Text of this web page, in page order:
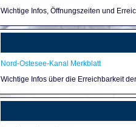
Wichtige Infos, Öffnungszeiten und
Nord-Ostesee-Kanal Merkblatt
Wichtige Infos über die Erreichbarkeit